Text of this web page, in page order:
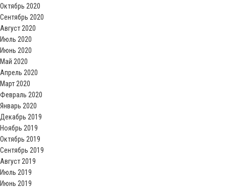
Октябрь 2020
Сентябрь 2020
Август 2020
Июль 2020
Июнь 2020
Май 2020
Апрель 2020
Март 2020
Февраль 2020
Январь 2020
Декабрь 2019
Ноябрь 2019
Октябрь 2019
Сентябрь 2019
Август 2019
Июль 2019
Июнь 2019